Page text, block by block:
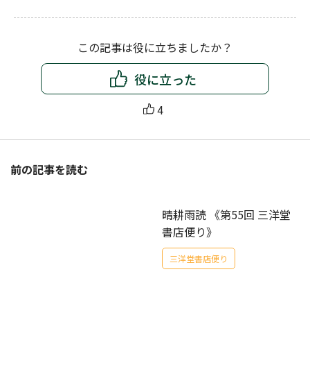
この記事は役に立ちましたか？
役に立った
4
前の記事を読む
晴耕雨読 《第55回 三洋堂
書店便り》
三洋堂書店便り